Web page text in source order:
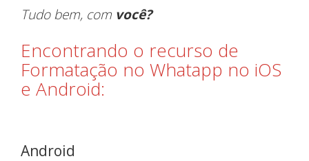
Nossos Trabalhos
Tudo bem, com você?
Encontrando o recurso de
Formatação no Whatapp no iOS
e Android:
Android